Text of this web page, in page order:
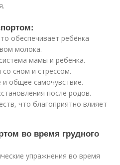
обеспечивает ребёнка
молока.
мамы и ребёнка.
сном и стрессом.
и общее самочувствие.
после родов.
что благоприятно влияет
во время грудного
упражнения во время